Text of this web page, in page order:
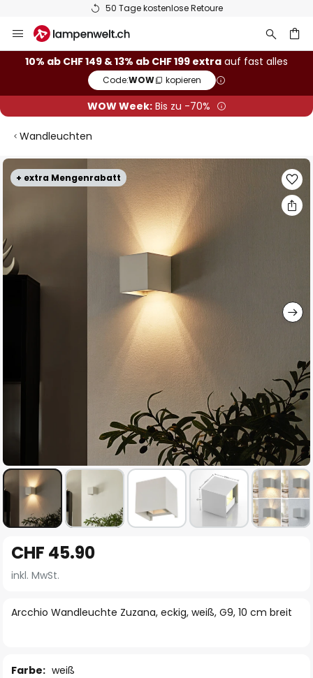
50 Tage kostenlose Retoure
Inhalt
springen
10% ab CHF 149 & 13% ab CHF 199 extra auf fast alles
Code:WOW kopieren
WOW Week:Bis zu -70%
Wandleuchten
+ extra Mengenrabatt
Zum
Ende
springen
Anfang
der
springen
Arcchio Wandleuchte Zuzana, eckig, weiß, G9, 10 cm breit
CHF 45.90
inkl. MwSt.
Farbe: weiß